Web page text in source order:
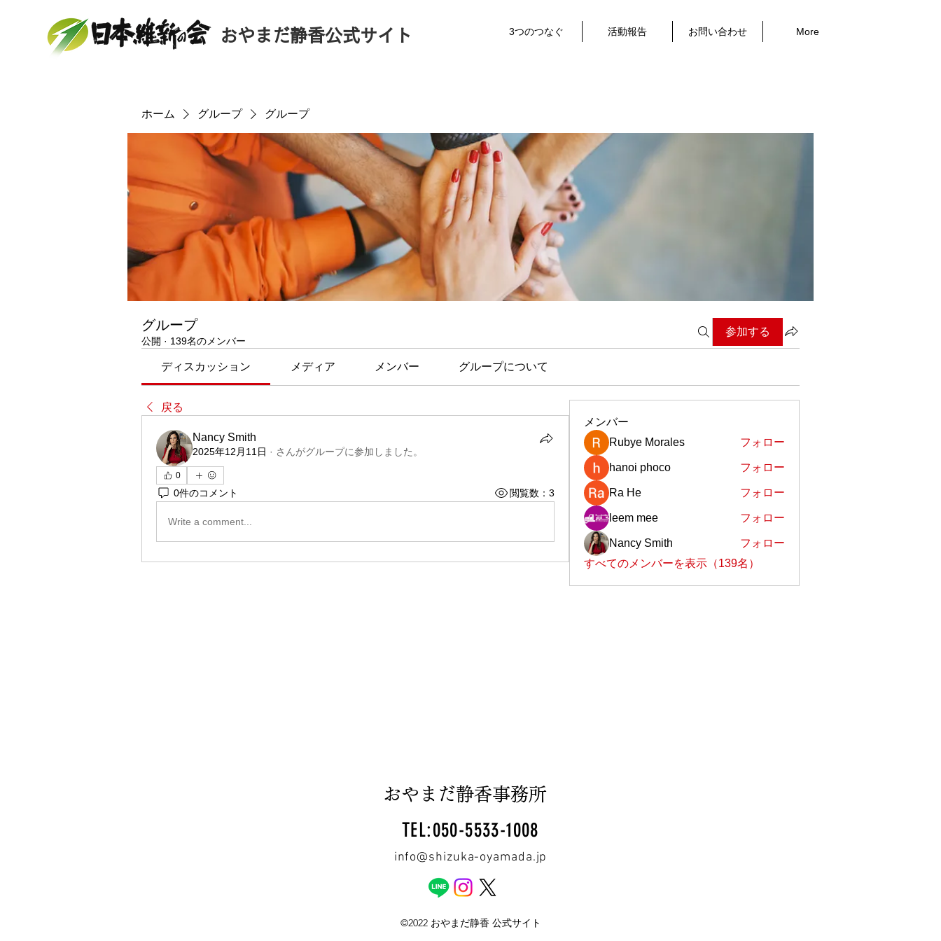
おやまだ静香公式サイト 3つのつなぐ 活動報告 お問い合わせ More
ホーム グループ グループ
グループ
公開 · 139名のメンバー
参加する
ディスカッション メディア メンバー グループについて
戻る
Nancy Smith
2025年12月11日 · さんがグループに参加しました。
0
0件のコメント 閲覧数：3
Write a comment...
メンバー
Rubye Morales フォロー
hanoi phoco フォロー
Ra He フォロー
leem mee フォロー
Nancy Smith
フォロー
すべてのメンバーを表示（139名）
おやまだ静香事務所
TEL:050-5533-1008
info@shizuka-oyamada.jp
©2022 おやまだ静香 公式サイト